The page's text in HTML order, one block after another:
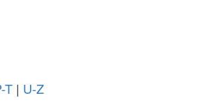
T | U-Z